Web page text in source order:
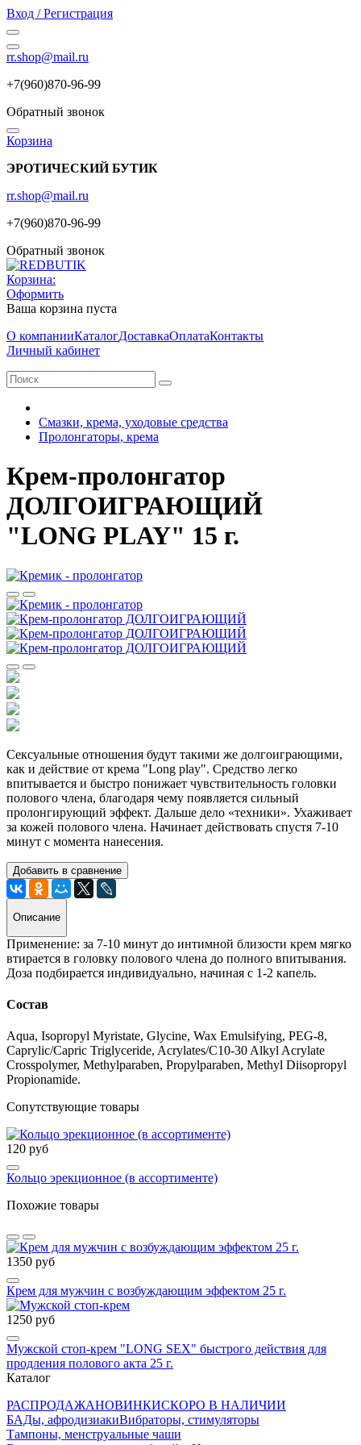
Вход / Регистрация
rr.shop@mail.ru
+7(960)870-96-99
Обратный звонок
Корзина
ЭРОТИЧЕСКИЙ БУТИК
rr.shop@mail.ru
+7(960)870-96-99
Обратный звонок
Корзина:
Оформить
Ваша корзина пуста
О компанииКаталогДоставкаОплатаКонтакты
Личный кабинет
Смазки, крема, уходовые средства
Пролонгаторы, крема
Крем-пролонгатор
ДОЛГОИГРАЮЩИЙ
"LONG PLAY" 15 г.
Сексуальные отношения будут такими же долгоиграющими,
как и действие от крема "Long play". Средство легко
впитывается и быстро понижает чувствительность головки
полового члена, благодаря чему появляется сильный
пролонгирующий эффект. Дальше дело «техники». Ухаживает
за кожей полового члена. Начинает действовать спустя 7-10
минут с момента нанесения.
Добавить в сравнение
Описание
Применение: за 7-10 минут до интимной близости крем мягко
втирается в головку полового члена до полного впитывания.
Доза подбирается индивидуально, начиная с 1-2 капель.
Состав
Aqua, Isopropyl Myristate, Glycine, Wax Emulsifying, PEG-8,
Caprylic/Capric Triglyceride, Acrylates/C10-30 Alkyl Acrylate
Crosspolymer, Methylparaben, Propylparaben, Methyl Diisopropyl
Propionamide.
Сопутствующие товары
120 руб
Кольцо эрекционное (в ассортименте)
Похожие товары
1350 руб
Крем для мужчин с возбуждающим эффектом 25 г.
1250 руб
Мужской стоп-крем "LONG SEX" быстрого действия для
продления полового акта 25 г.
Каталог
РАСПРОДАЖАНОВИНКИСКОРО В НАЛИЧИИ
БАДы, афродизиакиВибраторы, стимуляторы
Тампоны, менструальные чаши